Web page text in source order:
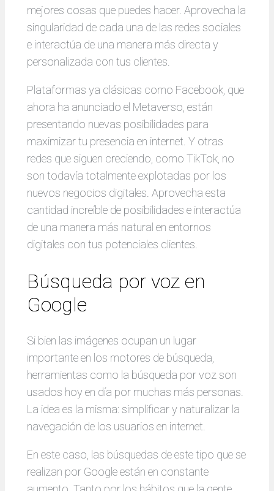
mejores cosas que puedes hacer. Aprovecha la
singularidad de cada una de las redes sociales
e interactúa de una manera más directa y
personalizada con tus clientes.
Plataformas ya clásicas como Facebook, que
ahora ha anunciado el Metaverso, están
presentando nuevas posibilidades para
maximizar tu presencia en internet. Y otras
redes que siguen creciendo, como TikTok, no
son todavía totalmente explotadas por los
nuevos negocios digitales. Aprovecha esta
cantidad increíble de posibilidades e interactúa
de una manera más natural en entornos
digitales con tus potenciales clientes.
Búsqueda por voz en
Google
Si bien las imágenes ocupan un lugar
importante en los motores de búsqueda,
herramientas como la búsqueda por voz son
usados hoy en día por muchas más personas.
La idea es la misma: simplificar y naturalizar la
navegación de los usuarios en internet.
En este caso, las búsquedas de este tipo que se
realizan por Google están en constante